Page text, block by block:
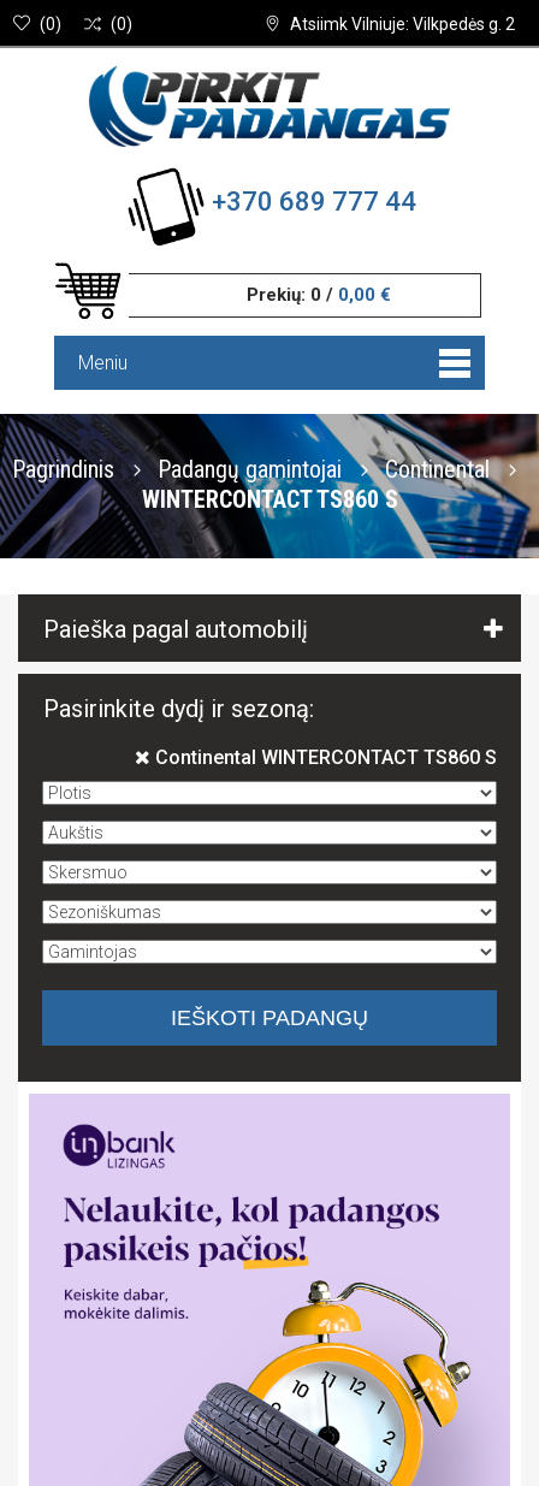
Atsiimk Vilniuje: Vilkpedės g. 2
(0) (0)
+370 689 777 44
Prekių: 0 / 0,00 €
Meniu
Pagrindinis Padangų gamintojai
Continental
WINTERCONTACT TS860 S
Paieška pagal automobilį
Pasirinkite dydį ir sezoną:
Continental WINTERCONTACT TS860 S